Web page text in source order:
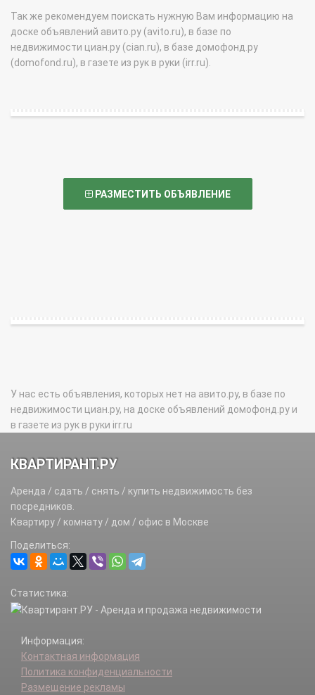
Так же рекомендуем поискать нужную Вам информацию на
доске объявлений авито.ру (avito.ru), в базе по
недвижимости циан.ру (cian.ru), в базе домофонд.ру
(domofond.ru), в газете из рук в руки (irr.ru).
РАЗМЕСТИТЬ ОБЪЯВЛЕНИЕ
У нас есть объявления, которых нет на авито.ру, в базе по
недвижимости циан.ру, на доске объявлений домофонд.ру и
в газете из рук в руки irr.ru
КВАРТИРАНТ.РУ
Аренда / сдать / снять / купить недвижимость без
посредников.
Квартиру / комнату / дом / офис в Москве
Поделиться:
Статистика:
Информация:
Контактная информация
Политика конфиденциальности
Размещение рекламы